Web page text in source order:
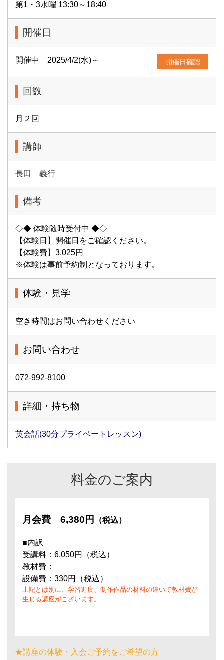
第1・3水曜 13:30～18:40
開催日
開催中 2025/4/2(水)～ 開催日確認
回数
月２回
講師
長田 義行
備考
◇◆ 体験随時受付中 ◆◇
【体験日】開催日をご確認ください。
【体験費】3,025円
※体験は事前予約制となっております。
体験・見学
空き時間はお問い合わせください
お問い合わせ
072-992-8100
詳細・持ち物
英会話(30分プライベートレッスン)
料金のご案内
月会費 6,380円 （税込）
■内訳
受講料：6,050円（税込）
教材費：
設備費：330円（税込）
上記とは別に、学習進度、制作作品の材料の違いで教材費が
生じる講座がございます。
★講座の体験・入会ご予約をご希望の方